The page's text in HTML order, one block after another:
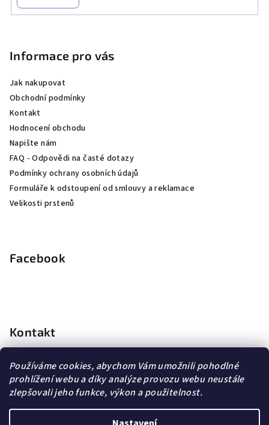
Používáme cookies, abychom Vám umožnili pohodlné
prohlížení webu a díky analýze provozu webu neustále
zlepšovali jeho funkce, výkon a použitelnost.
Informace pro vás
Jak nakupovat
Obchodní podmínky
Kontakt
Hodnocení obchodu
Napište nám
FAQ - Odpovědi na časté dotazy
Podmínky ochrany osobních údajů
Formuláře k odstoupení od smlouvy a reklamace
Velikosti prstenů
Facebook
Kontakt
info @dopravagratis.cz
+420 603 500 988
+420 603 500 988